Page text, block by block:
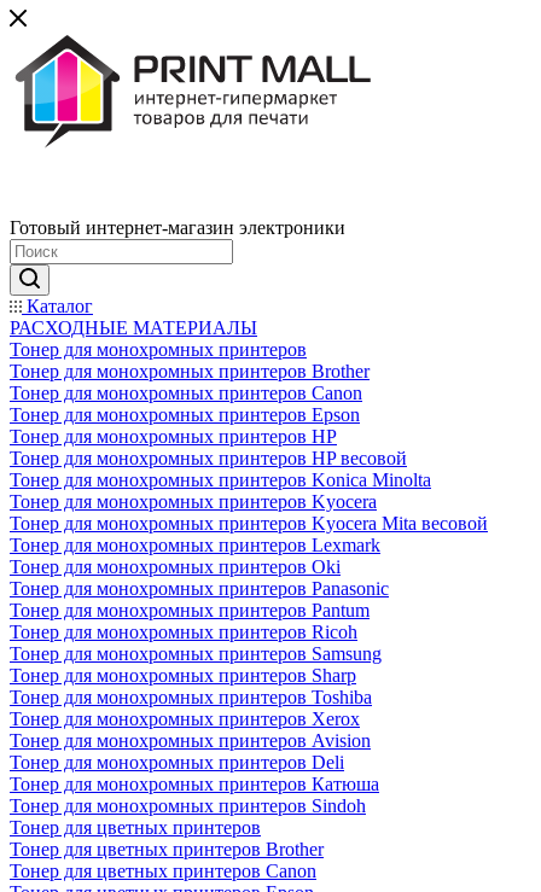
Готовый интернет-магазин электроники
Каталог
РАСХОДНЫЕ МАТЕРИАЛЫ
Тонер для монохромных принтеров
Тонер для монохромных принтеров Brother
Тонер для монохромных принтеров Canon
Тонер для монохромных принтеров Epson
Тонер для монохромных принтеров HP
Тонер для монохромных принтеров HP весовой
Тонер для монохромных принтеров Konica Minolta
Тонер для монохромных принтеров Kyocera
Тонер для монохромных принтеров Kyocera Mita весовой
Тонер для монохромных принтеров Lexmark
Тонер для монохромных принтеров Oki
Тонер для монохромных принтеров Panasonic
Тонер для монохромных принтеров Pantum
Тонер для монохромных принтеров Ricoh
Тонер для монохромных принтеров Samsung
Тонер для монохромных принтеров Sharp
Тонер для монохромных принтеров Toshiba
Тонер для монохромных принтеров Xerox
Тонер для монохромных принтеров Avision
Тонер для монохромных принтеров Deli
Тонер для монохромных принтеров Катюша
Тонер для монохромных принтеров Sindoh
Тонер для цветных принтеров
Тонер для цветных принтеров Brother
Тонер для цветных принтеров Canon